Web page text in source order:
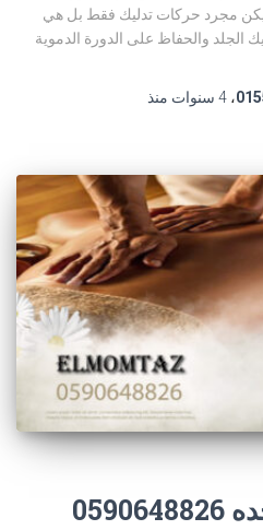
يكن مجرد حركات تدليك فقط بل هي
والحفاظ على الدورة الدموية
، 4 سنوات منذ